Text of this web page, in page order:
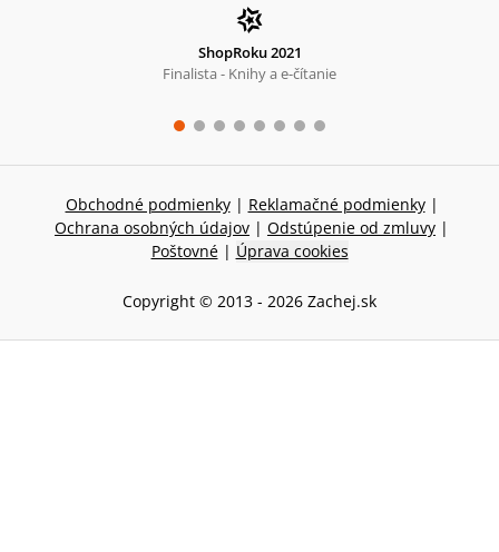
ShopRoku 2021
Finalista - Knihy a e-čítanie
Obchodné podmienky | Reklamačné podmienky |
Ochrana osobných údajov | Odstúpenie od zmluvy |
Poštovné | Úprava cookies
Copyright © 2013 - 2026 Zachej.sk